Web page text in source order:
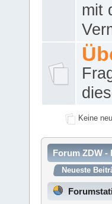
mit
Keine
Forum ZDW -
Neueste